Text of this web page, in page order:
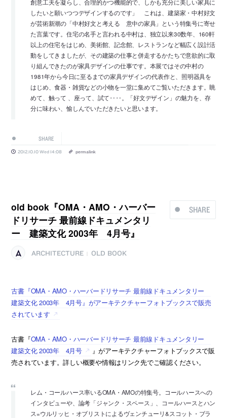
創意工夫を凝らし、合理的かつ機能的で、しかも充分に美しい家具に
したいと願いつつデザインするのです」 これは、建築家・中村好文
が芸術新潮の「中村好文と考える 意中の家具」という特集号に寄せ
た言葉です。住宅の名手と言われる中村は、独立以来30数年、160軒
以上の住宅をはじめ、美術館、記念館、レストランなど幅広く設計活
動をしてきましたが、その建築の仕事と併走するかたちで意欲的に取
り組んできたのが家具デザインの仕事です。本展ではその中村の
1981年から今日に至るまでの家具デザインの代表作と、照明器具を
はじめ、食器・雑貨などの小物を一堂に集めてご覧いただきます。眺
めて、触って 、座って、試て‥‥。「好文デザイン」の魅力を、存
分に味わい、愉しんでいただきたいと思います。
SHARE
2012.10.10 Wed 14:08 permalink
SHARE
old book『OMA・AMO・ハーバー
ドリサーチ 最前線ドキュメンタリ
ー 建築文化 2003年 4月号』
ARCHITECTURE OLD BOOK
古書『OMA・AMO・ハーバードリサーチ 最前線ドキュメンタリー
建築文化 2003年 4月号』がアーキテクチャーフォトブックスで販売
されています
古書『OMA・AMO・ハーバードリサーチ 最前線ドキュメンタリー
建築文化 2003年 4月号
』がアーキテクチャーフォトブックスで販
売されています。詳しい概要や情報はリンク先でご確認ください。
レム・コールハース率いるOMA・AMOの特集号。コールハースへの
インタビューや、論考「ジャンク・スペース」、コールハースとハン
ス=ウルリッヒ・オブリストによるヴェンチューリ&スコット・ブラ